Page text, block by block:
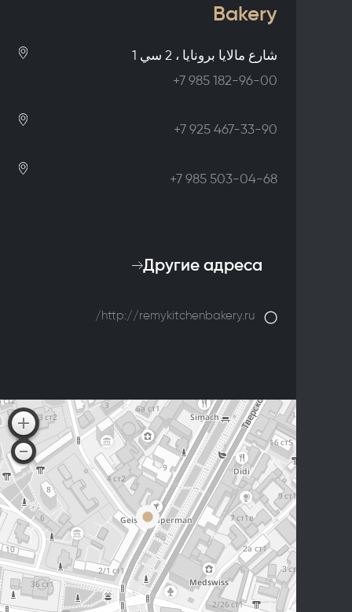
Bakery
شارع مالايا برونايا ، 2 سي 1
+7 985 182-96-00
+7 925 467-33-90
+7 985 503-04-68
Другие адреса
http://remykitchenbakery.ru/